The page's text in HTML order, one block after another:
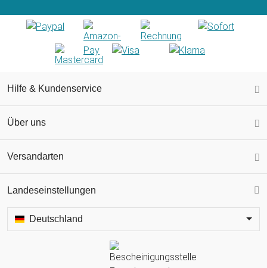
Hilfe & Kundenservice
Über uns
Versandarten
Landeseinstellungen
Deutschland